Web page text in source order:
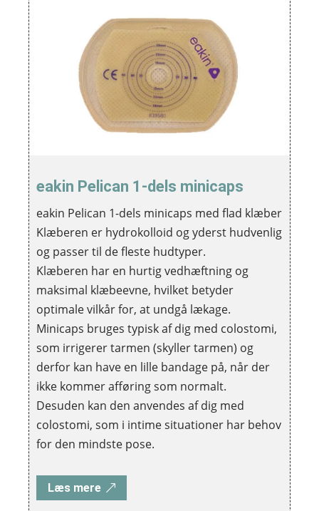
eakin Pelican 1-dels minicaps
eakin Pelican 1-dels minicaps med flad klæber
Klæberen er hydrokolloid og yderst hudvenlig
og passer til de fleste hudtyper.
Klæberen har en hurtig vedhæftning og
maksimal klæbeevne, hvilket betyder
optimale vilkår for, at undgå lækage.
Minicaps bruges typisk af dig med colostomi,
som irrigerer tarmen (skyller tarmen) og
derfor kan have en lille bandage på, når der
ikke kommer afføring som normalt.
Desuden kan den anvendes af dig med
colostomi, som i intime situationer har behov
for den mindste pose.
Læs mere